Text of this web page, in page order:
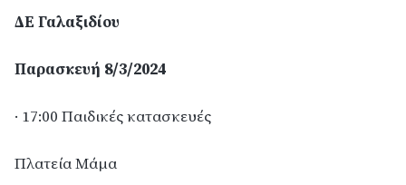
ΔΕ Γαλαξιδίου
Παρασκευή 8/3/2024
· 17:00 Παιδικές κατασκευές
Πλατεία Μάμα